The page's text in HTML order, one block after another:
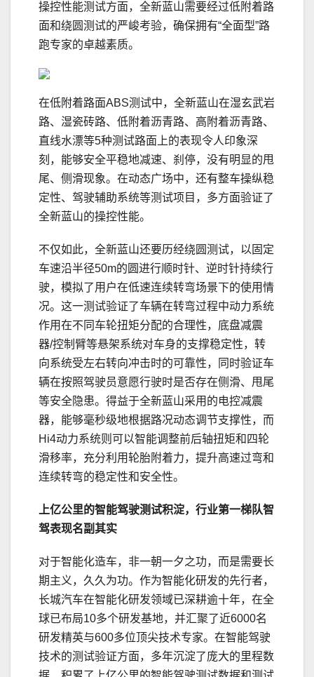
操控性能测试方面，全新蓝山需要经过低附着路
面和绕圆测试的严峻考验，确保拥有“全面型”路
跑专家的卓越素质。
在低附着路面ABS测试中，全新蓝山在湿玄武岩
路、湿瓷砖路、低附着沥青路、高附着沥青路、
直线水漂等5种测试路面上的表现令人印象深
刻，能够安全平稳地减速、刹停，没有明显的甩
尾、侧滑现象。在动态广场中，还有整车操纵稳
定性、驾驶辅助系统等测试项目，多方面验证了
全新蓝山的操控性能。
不仅如此，全新蓝山还要历经绕圆测试，以固定
车速沿半径50m的圆进行顺时针、逆时针持续行
驶，模拟了用户在低速连续转弯场景下的使用情
况。这一测试验证了车辆在转弯过程中动力系统
作用在不同车轮扭矩分配的合理性，底盘减震
器/控制臂等悬架系统对车身的支撑稳定性，转
向系统受左右转向冲击时的可靠性，同时验证车
辆在按照驾驶员意愿行驶时是否存在侧滑、甩尾
等安全隐患。得益于全新蓝山采用的电控减震
器，能够毫秒级地根据路况动态调节支撑性，而
Hi4动力系统则可以智能调整前后轴扭矩和四轮
滑移率，充分利用轮胎附着力，提升高速过弯和
连续转弯的稳定性和安全性。
上亿公里的智能驾驶测试积淀，行业第一梯队智
驾表现名副其实
对于智能化造车，非一朝一夕之功，而是需要长
期主义，久久为功。作为智能化研发的先行者，
长城汽车在智能化研发领域已深耕逾十年，在全
球已布局10多个研发基地，并汇聚了近6000名
研发精英与600多位顶尖技术专家。在智能驾驶
技术的测试验证方面，多年沉淀了庞大的里程数